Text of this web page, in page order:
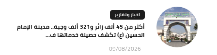
اخبار وتقارير
أكثر من 45 ألف زائر و321 ألف وجبة.. مدينة الإمام
الحسين (ع) تكشف حصيلة خدماتها ف...
09/08/2026